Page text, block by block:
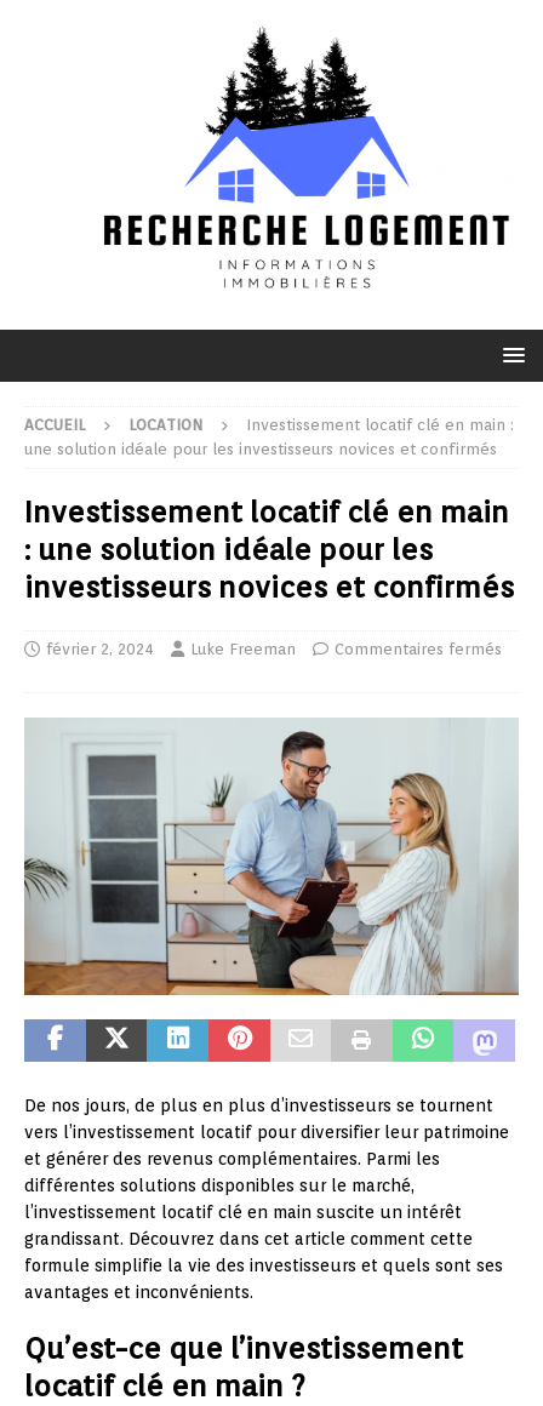
ACCUEIL LOCATION
Investissement locatif clé en main :
une solution idéale pour les investisseurs novices et confirmés
Investissement locatif clé en main
: une solution idéale pour les
investisseurs novices et confirmés
février 2, 2024 Luke Freeman Commentaires fermés
De nos jours, de plus en plus d’investisseurs se tournent
vers l’investissement locatif pour diversifier leur patrimoine
et générer des revenus complémentaires. Parmi les
différentes solutions disponibles sur le marché,
l’investissement locatif clé en main suscite un intérêt
grandissant. Découvrez dans cet article comment cette
formule simplifie la vie des investisseurs et quels sont ses
avantages et inconvénients.
Qu’est-ce que l’investissement
locatif clé en main ?